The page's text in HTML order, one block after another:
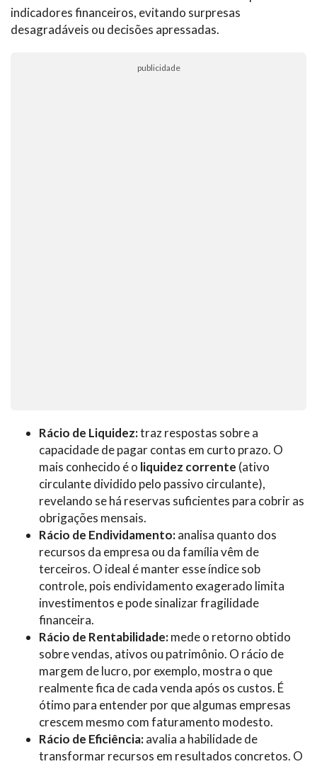
indicadores financeiros, evitando surpresas
desagradáveis ou decisões apressadas.
publicidade
Rácio de Liquidez:traz respostas sobre a
capacidade de pagar contas em curto prazo. O
mais conhecido é o liquidez corrente (ativo
circulante dividido pelo passivo circulante),
revelando se há reservas suficientes para cobrir as
obrigações mensais.
Rácio de Endividamento:analisa quanto dos
recursos da empresa ou da família vêm de
terceiros. O ideal é manter esse índice sob
controle, pois endividamento exagerado limita
investimentos e pode sinalizar fragilidade
financeira.
Rácio de Rentabilidade:mede o retorno obtido
sobre vendas, ativos ou patrimônio. O rácio de
margem de lucro, por exemplo, mostra o que
realmente fica de cada venda após os custos. É
ótimo para entender por que algumas empresas
crescem mesmo com faturamento modesto.
Rácio de Eficiência:avalia a habilidade de
transformar recursos em resultados concretos. O